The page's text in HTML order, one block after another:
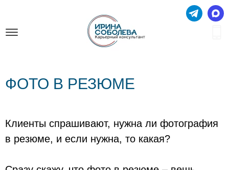
ФОТО В РЕЗЮМЕ
Клиенты спрашивают, нужна ли фотография
в резюме, и если нужна, то какая?